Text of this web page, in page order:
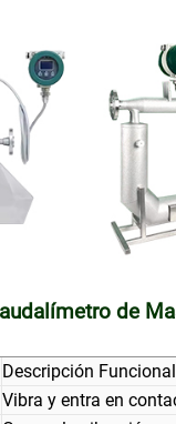
de
Descripción Funcional
Vibra y entra en